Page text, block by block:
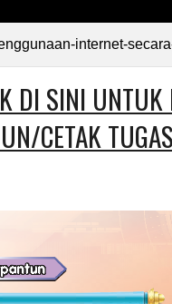
internet-secara-berhemah-
DI SINI UNTUK
CETAK